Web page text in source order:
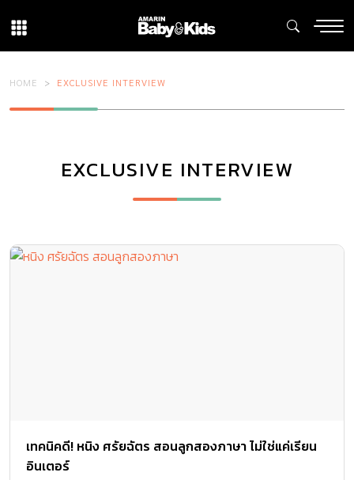
HOME EXCLUSIVE INTERVIEW
EXCLUSIVE INTERVIEW
เทคนิคดี! หนิง ศรัยฉัตร สอนลูกสองภาษา ไม่ใช่แค่เรียน
อินเตอร์